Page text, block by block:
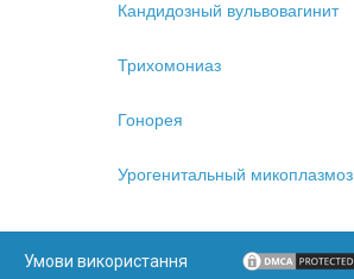
Кандидозный вульвовагинит
Трихомониаз
Гонорея
Урогенитальный микоплазмоз
Умови використання